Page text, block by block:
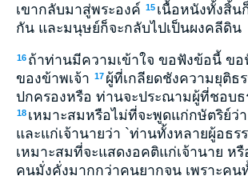
เขากลับมาสู่พระองค์ 15 เนื้อหนังทั้งสิ้น
กัน และมนุษย์ก็จะกลับไปเป็นผงคลีดิน
16 ถ้าท่านมีความเข้าใจ ขอฟังข้อนี้ ขอ
ของข้าพเจ้า 17 ผู้ที่เกลียดชังความยุติธ
ปกครองหรือ ท่านจะประณามผู้ที่ชอบ
18 เหมาะสมหรือไม่ที่จะพูดแก่กษัตริย์ว่
และแก่เจ้านายว่า `ท่านทั้งหลายผู้อธร
เหมาะสมที่จะแสดงอคติแก่เจ้านาย ห
คนมั่งคั่งมากกว่าคนยากจน เพราะคน